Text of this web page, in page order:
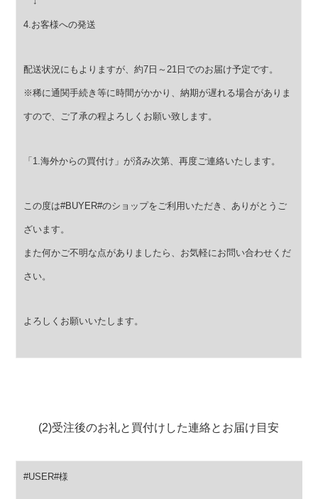
4.お客様への発送
配送状況にもよりますが、約7日～21日でのお届け予定です。
※稀に通関手続き等に時間がかかり、納期が遅れる場合がありま
すので、 ご了承の程よろしくお願い致します。
「1.海外からの買付け」が済み次第、再度ご連絡いたします。
この度は#BUYER#のショップをご利用いただき、ありがとうご
ざいます。
また何かご不明な点がありましたら、お気軽にお問い合わせくだ
さい。
よろしくお願いいたします。
(2)受注後のお礼と買付けした連絡とお届け目安
#USER#様